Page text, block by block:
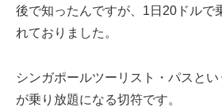
後で知ったんですが、1日20ドルで
れておりました。
シンガポールツーリスト・パスと
が乗り放題になる切符です。